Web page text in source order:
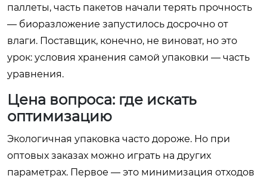
паллеты, часть пакетов начали терять прочность
— биоразложение запустилось досрочно от
влаги. Поставщик, конечно, не виноват, но это
урок: условия хранения самой упаковки — часть
уравнения.
Цена вопроса: где искать
оптимизацию
Экологичная упаковка часто дороже. Но при
оптовых заказах можно играть на других
параметрах. Первое — это минимизация отходов